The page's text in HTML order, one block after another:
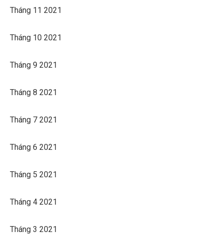
Tháng 11 2021
Tháng 10 2021
Tháng 9 2021
Tháng 8 2021
Tháng 7 2021
Tháng 6 2021
Tháng 5 2021
Tháng 4 2021
Tháng 3 2021